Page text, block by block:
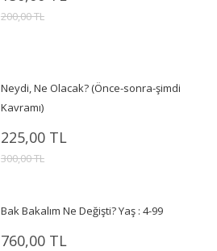
200,00 TL
Neydi, Ne Olacak? (Önce-sonra-şimdi
Kavramı)
225,00 TL
300,00 TL
Bak Bakalım Ne Değişti? Yaş : 4-99
760,00 TL